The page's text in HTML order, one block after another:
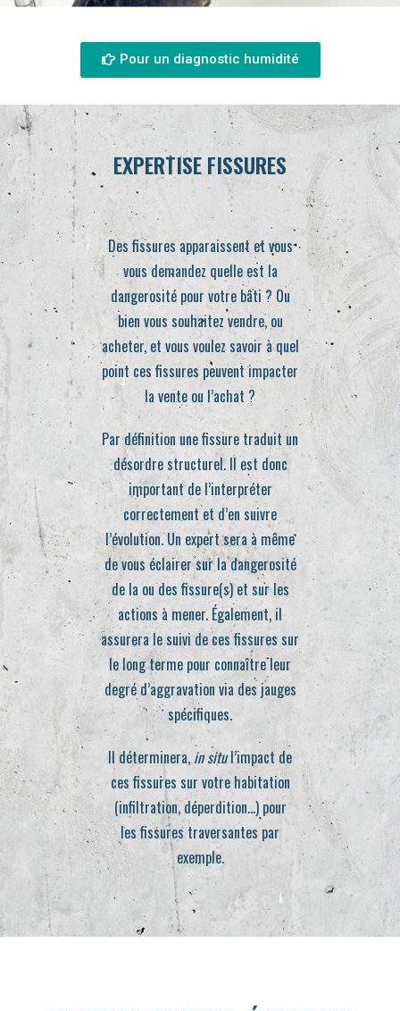
Pour un diagnostic humidité
EXPERTISE FISSURES
Des fissures apparaissent et vous
vous demandez quelle est la
dangerosité pour votre bâti ? Ou
bien vous souhaitez vendre, ou
acheter, et vous voulez savoir à quel
point ces fissures peuvent impacter
la vente ou l’achat ?
Par définition une fissure traduit un
désordre structurel. Il est donc
important de l’interpréter
correctement et d’en suivre
l’évolution. Un expert sera à même
de vous éclairer sur la dangerosité
de la ou des fissure(s) et sur les
actions à mener. Également, il
assurera le suivi de ces fissures sur
le long terme pour connaître leur
degré d’aggravation via des jauges
spécifiques.
Il déterminera, in situl’impact de
ces fissures sur votre habitation
(infiltration, déperdition…) pour
les fissures traversantes par
exemple.